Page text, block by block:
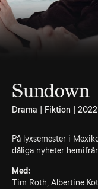
Sundown
Drama | Fiktion | 2022
På lyxsemester i
dåliga nyheter
Med:
Tim Roth, Albertine